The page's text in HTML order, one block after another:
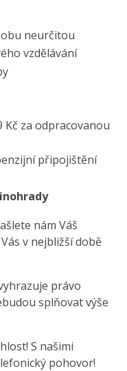
neurčitou
vzdělávání
Kč za odpracovanou
připojištění
nám Váš
v nejbližší době
právo
splňovat výše
S našimi
pohovor!